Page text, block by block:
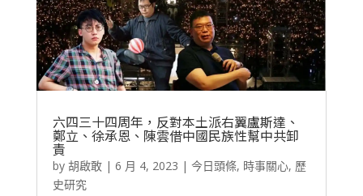
六四三十四周年，反對本土派右翼盧斯達、
鄭立、徐承恩、陳雲借中國民族性幫中共卸
責
by 胡啟敢| 6 月 4, 2023 | 今日頭條, 時事關心, 歷
史研究